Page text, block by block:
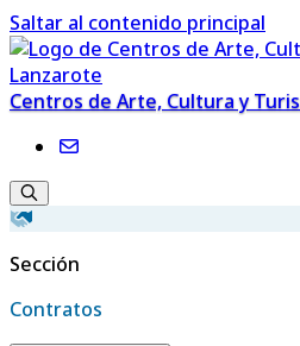
Saltar al contenido principal
Centros de Arte, Cultura y
Sección
Contratos